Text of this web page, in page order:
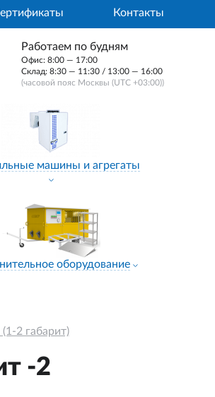
Контакты
Работаем по будням
Офис: 8:00 — 17:00
Склад: 8:30 — 11:30 / 13:00 — 16:00
(часовой пояс Москвы (UTC +03:00))
машины и агрегаты
оборудование
2 габарит)
-2